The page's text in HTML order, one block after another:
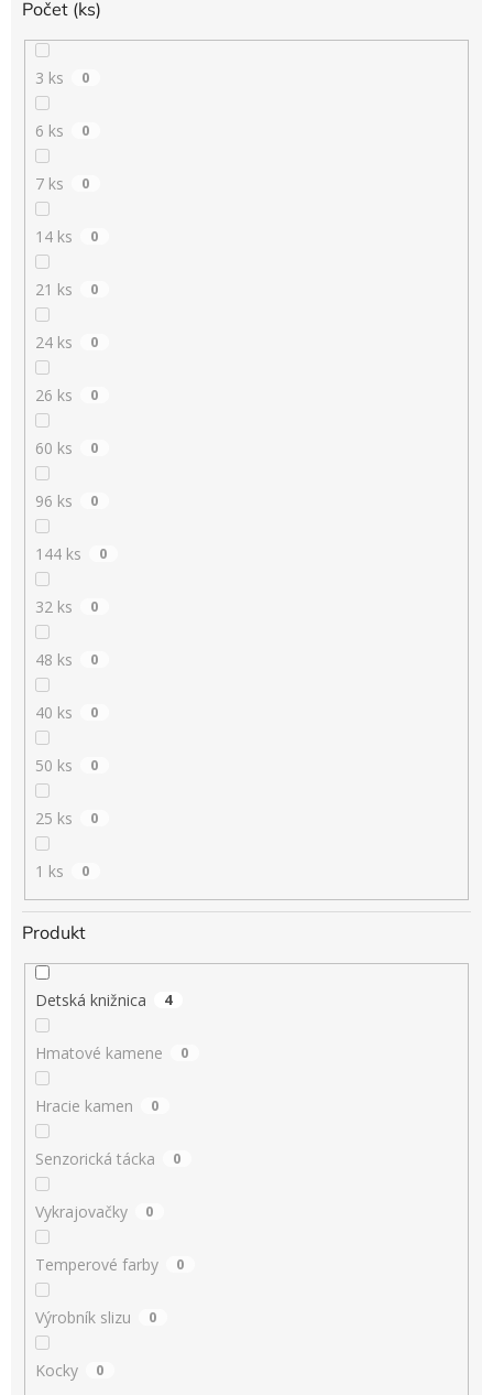
Počet (ks)
3 ks 0
6 ks 0
7 ks 0
14 ks 0
21 ks 0
24 ks 0
26 ks 0
60 ks 0
96 ks 0
144 ks 0
32 ks 0
48 ks 0
40 ks 0
50 ks 0
25 ks 0
1 ks 0
Produkt
Detská knižnica 4
Hmatové kamene 0
Hracie kamen 0
Senzorická tácka 0
Vykrajovačky 0
Temperové farby 0
Výrobník slizu 0
Kocky 0